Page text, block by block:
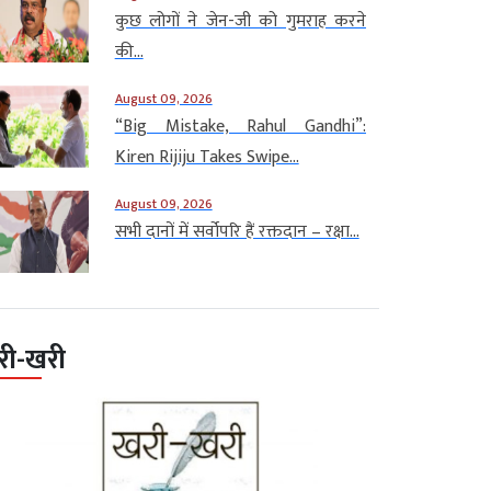
कुछ लोगों ने जेन-जी को गुमराह करने
की...
August 09, 2026
“Big Mistake, Rahul Gandhi”:
Kiren Rijiju Takes Swipe...
August 09, 2026
सभी दानों में सर्वोपरि हैं रक्तदान – रक्षा...
खरी